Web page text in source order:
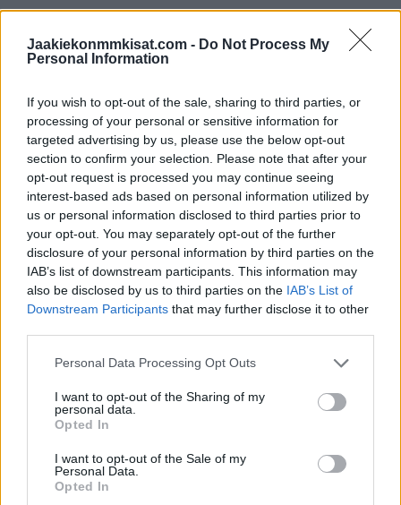
Jaakiekonmmkisat.com - Do Not Process My
Personal Information
If you wish to opt-out of the sale, sharing to third parties, or
processing of your personal or sensitive information for
targeted advertising by us, please use the below opt-out
section to confirm your selection. Please note that after your
opt-out request is processed you may continue seeing
interest-based ads based on personal information utilized by
us or personal information disclosed to third parties prior to
your opt-out. You may separately opt-out of the further
disclosure of your personal information by third parties on the
IAB’s list of downstream participants. This information may
also be disclosed by us to third parties on the IAB’s List of
Downstream Participants that may further disclose it to other
Personal Data Processing Opt Outs
I want to opt-out of the Sharing of my
personal data.
Opted In
I want to opt-out of the Sale of my
Personal Data.
Opted In
B-lohkon iltaottelussa Ranska kohtaa Slovakian. Slovakia ja
Latvia tulevat mitä todennäköisemmin ratkaisemaan B-
lohkon viimeisen jatkoonmenijän paikan, joten Slovakialla ei
Lauantain 18.5. MM-kisaohjelma:
13:20 Latvia – Ruotsi
13:20 Tanska – Sveitsi
17:20 Kanada –Suomi
17:20 Saksa – Puola
21:20 Ranska – Slovakia
21:20 Tshekki – Iso-Britannia
Sivuiltamme löytyy myös koko
Jääkiekon MM 2024
otteluohjelma!